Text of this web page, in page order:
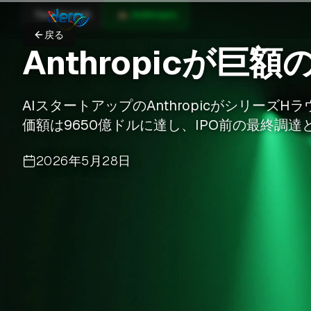
戻る
TechCrunch Anthropic
Anthropicが巨額
AIスタートアップのAnthropicがシリーズH
価額は9650億ドルに達し、IPO前の最終調達
2026年5月28日